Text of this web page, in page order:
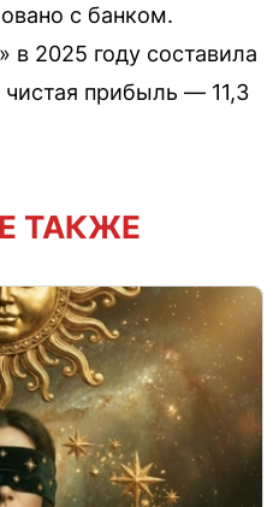
с банком.
2025 году составила
прибыль — 11,3
ТАКЖЕ